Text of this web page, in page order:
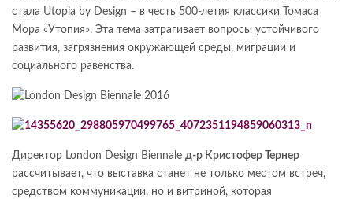
стала Utopia by Design – в честь 500-летия классики Томаса
Мора «Утопия». Эта тема затрагивает вопросы устойчивого
развития, загрязнения окружающей среды, миграции и
социального равенства.
Директор London Design Biennale д-р Кристофер Тернер
рассчитывает, что выставка станет не только местом встреч,
средством коммуникации, но и витриной, которая